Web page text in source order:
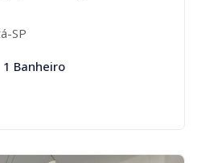
SP
1 Banheiro